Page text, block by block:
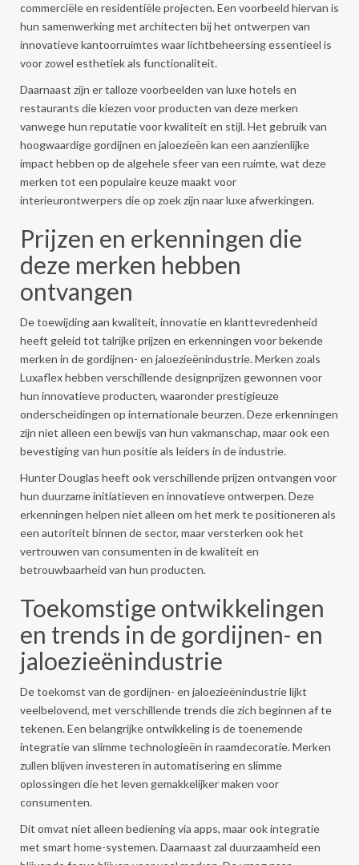
commerciële en residentiële projecten. Een voorbeeld hiervan is
hun samenwerking met architecten bij het ontwerpen van
innovatieve kantoorruimtes waar lichtbeheersing essentieel is
voor zowel esthetiek als functionaliteit.
Daarnaast zijn er talloze voorbeelden van luxe hotels en
restaurants die kiezen voor producten van deze merken
vanwege hun reputatie voor kwaliteit en stijl. Het gebruik van
hoogwaardige gordijnen en jaloezieën kan een aanzienlijke
impact hebben op de algehele sfeer van een ruimte, wat deze
merken tot een populaire keuze maakt voor
interieurontwerpers die op zoek zijn naar luxe afwerkingen.
Prijzen en erkenningen die
deze merken hebben
ontvangen
De toewijding aan kwaliteit, innovatie en klanttevredenheid
heeft geleid tot talrijke prijzen en erkenningen voor bekende
merken in de gordijnen- en jaloezieënindustrie. Merken zoals
Luxaflex hebben verschillende designprijzen gewonnen voor
hun innovatieve producten, waaronder prestigieuze
onderscheidingen op internationale beurzen. Deze erkenningen
zijn niet alleen een bewijs van hun vakmanschap, maar ook een
bevestiging van hun positie als leiders in de industrie.
Hunter Douglas heeft ook verschillende prijzen ontvangen voor
hun duurzame initiatieven en innovatieve ontwerpen. Deze
erkenningen helpen niet alleen om het merk te positioneren als
een autoriteit binnen de sector, maar versterken ook het
vertrouwen van consumenten in de kwaliteit en
betrouwbaarheid van hun producten.
Toekomstige ontwikkelingen
en trends in de gordijnen- en
jaloezieënindustrie
De toekomst van de gordijnen- en jaloezieënindustrie lijkt
veelbelovend, met verschillende trends die zich beginnen af te
tekenen. Een belangrijke ontwikkeling is de toenemende
integratie van slimme technologieën in raamdecoratie. Merken
zullen blijven investeren in automatisering en slimme
oplossingen die het leven gemakkelijker maken voor
consumenten.
Dit omvat niet alleen bediening via apps, maar ook integratie
met smart home-systemen. Daarnaast zal duurzaamheid een